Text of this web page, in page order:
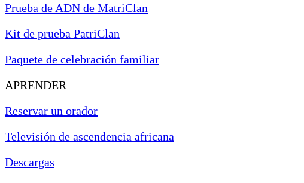
Prueba de ADN de MatriClan
Kit de prueba PatriClan
Paquete de celebración familiar
APRENDER
Reservar un orador
Televisión de ascendencia africana
Descargas